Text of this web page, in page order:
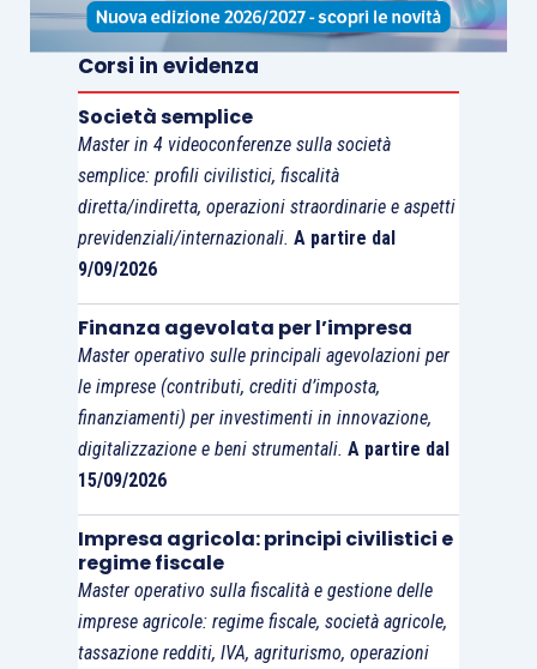
Corsi in evidenza
Società semplice
Master in 4 videoconferenze sulla società
semplice: profili civilistici, fiscalità
diretta/indiretta, operazioni straordinarie e aspetti
previdenziali/internazionali. A partire dal
9/09/2026
Finanza agevolata per l’impresa
Master operativo sulle principali agevolazioni per
le imprese (contributi, crediti d’imposta,
finanziamenti) per investimenti in innovazione,
digitalizzazione e beni strumentali. A partire dal
15/09/2026
Impresa agricola: principi civilistici e
regime fiscale
Master operativo sulla fiscalità e gestione delle
imprese agricole: regime fiscale, società agricole,
tassazione redditi, IVA, agriturismo, operazioni